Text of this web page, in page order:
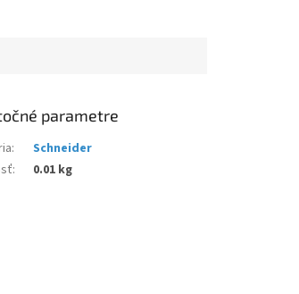
parametre
:
Schneider
: 0.01 kg